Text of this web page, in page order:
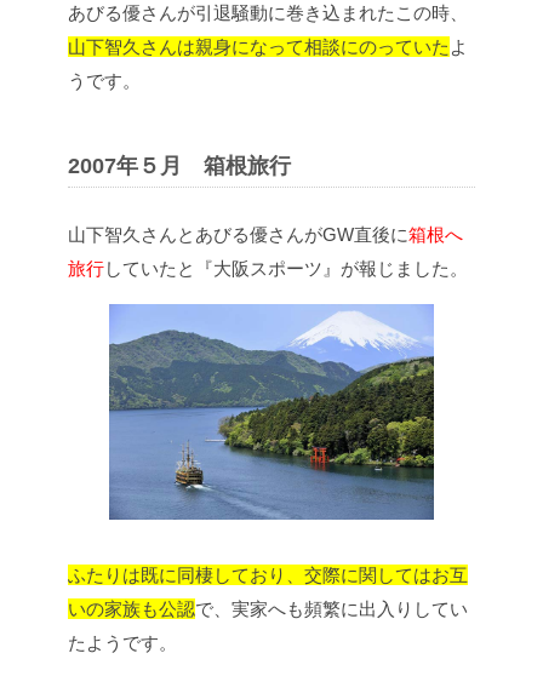
あびる優さんが引退騒動に巻き込まれたこの時、
山下智久さんは親身になって相談にのっていた よ
うです。
2007年５月 箱根旅行
山下智久さんとあびる優さんがGW直後に箱根へ
旅行していたと『大阪スポーツ』が報じました。
ふたりは既に同棲しており、交際に関してはお互
いの家族も公認で、実家へも頻繁に出入りしてい
たようです。